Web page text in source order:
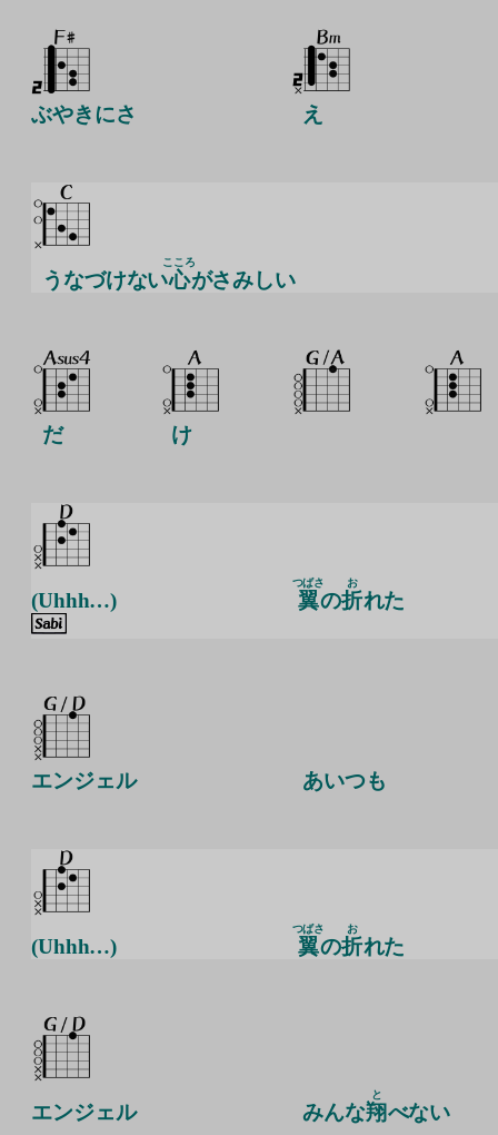
ぶやきにさ え
うなづけない心
こころ
がさみしい
だ け
(Uhhh…) 翼
つばさ
の折
お
れた
エンジェル あいつも
(Uhhh…) 翼
つばさ
の折
お
れた
エンジェル みんな翔
と
べない